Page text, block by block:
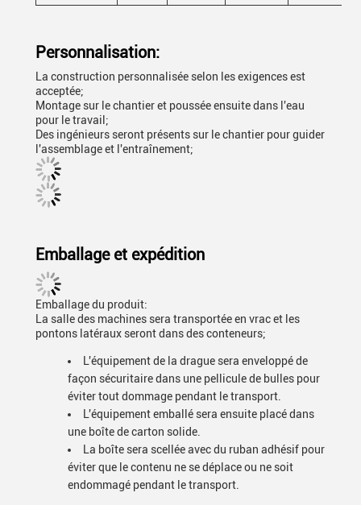
Personnalisation:
La construction personnalisée selon les exigences est
acceptée;
Montage sur le chantier et poussée ensuite dans l'eau
pour le travail;
Des ingénieurs seront présents sur le chantier pour guider
l'assemblage et l'entraînement;
Emballage et expédition
Emballage du produit:
La salle des machines sera transportée en vrac et les
pontons latéraux seront dans des conteneurs;
L'équipement de la drague sera enveloppé de
façon sécuritaire dans une pellicule de bulles pour
éviter tout dommage pendant le transport.
L'équipement emballé sera ensuite placé dans
une boîte de carton solide.
La boîte sera scellée avec du ruban adhésif pour
éviter que le contenu ne se déplace ou ne soit
endommagé pendant le transport.